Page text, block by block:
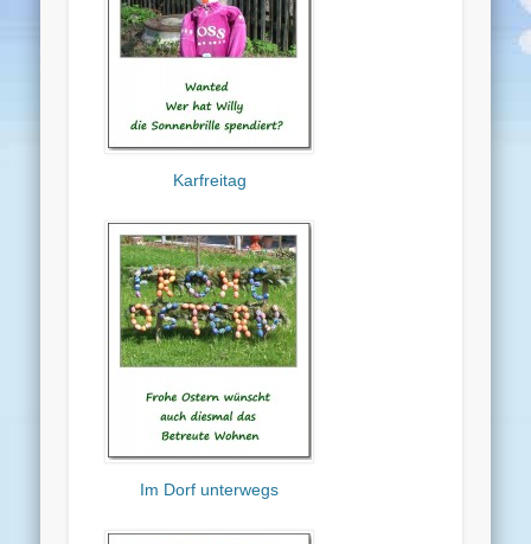
Karfreitag
Im Dorf unterwegs